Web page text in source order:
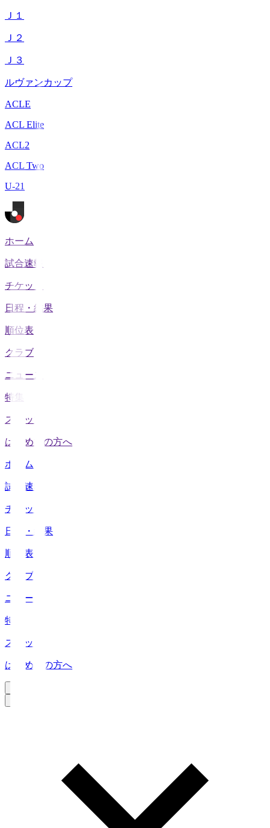
Ｊ１
Ｊ２
Ｊ３
ルヴァンカップ
ACLE
ACL Elite
ACL2
ACL Two
U-21
ホーム
試合速報
チケット
日程・結果
順位表
クラブ
ニュース
特集
スタッツ
はじめての方へ
ホーム
試合速報
チケット
日程・結果
順位表
クラブ
ニュース
特集
スタッツ
はじめての方へ